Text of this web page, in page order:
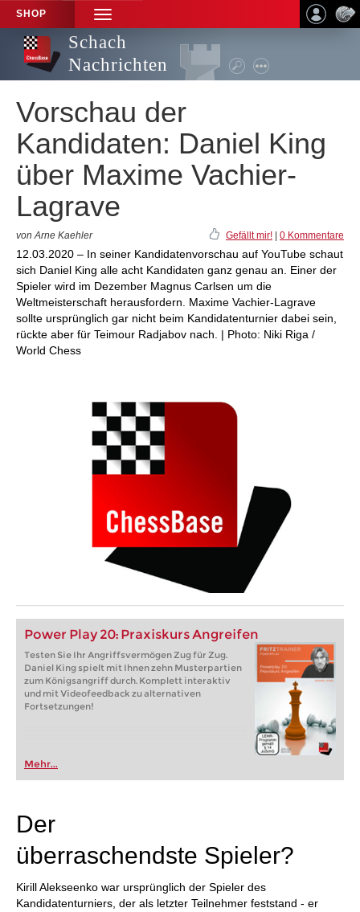
SHOP
TOGGLE
NAVIGATION
Schach
Nachrichten
Vorschau der
Kandidaten: Daniel King
über Maxime Vachier-
Lagrave
von Arne Kaehler Gefällt mir! 0 Kommentare
12.03.2020 – In seiner Kandidatenvorschau auf YouTube schaut
sich Daniel King alle acht Kandidaten ganz genau an. Einer der
Spieler wird im Dezember Magnus Carlsen um die
Weltmeisterschaft herausfordern. Maxime Vachier-Lagrave
sollte ursprünglich gar nicht beim Kandidatenturnier dabei sein,
rückte aber für Teimour Radjabov nach. | Photo: Niki Riga /
World Chess
Power Play 20: Praxiskurs Angreifen
Testen Sie Ihr Angriffsvermögen Zug für Zug.
Daniel King spielt mit Ihnen zehn Musterpartien
zum Königsangriff durch. Komplett interaktiv
und mit Videofeedback zu alternativen
Fortsetzungen!
Mehr...
Der
überraschendste Spieler?
Kirill Alekseenko war ursprünglich der Spieler des
Kandidatenturniers, der als letzter Teilnehmer feststand - er